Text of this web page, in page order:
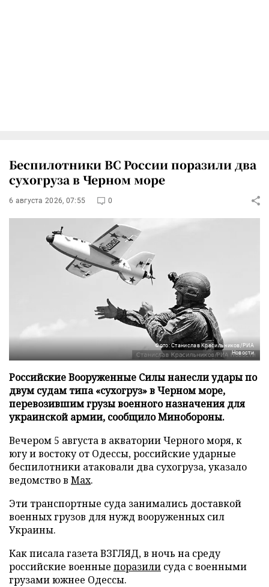
Беспилотники ВС России поразили два
сухогруза в Черном море
6 августа 2026, 07:55 0
Фото: Станислав Красильников/РИА
Новости
Российские Вооруженные Силы нанесли удары по
двум судам типа «сухогруз» в Черном море,
перевозившим грузы военного назначения для
украинской армии, сообщило Минобороны.
Вечером 5 августа в акватории Черного моря, к
югу и востоку от Одессы, российские ударные
беспилотники атаковали два сухогруза, указало
ведомство в Max.
Эти транспортные суда занимались доставкой
военных грузов для нужд вооруженных сил
Украины.
Как писала газета ВЗГЛЯД, в ночь на среду
российские военные поразили суда с военными
грузами южнее Одессы.